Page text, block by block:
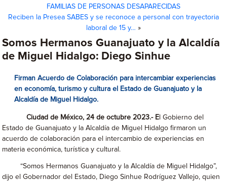
FAMILIAS DE PERSONAS DESAPARECIDAS
Reciben la Presea SABES y se reconoce a personal con trayectoria
laboral de 15 y… »
Somos Hermanos Guanajuato y la Alcaldía
de Miguel Hidalgo: Diego Sinhue
Firman Acuerdo de Colaboración para intercambiar experiencias
en economía, turismo y cultura el Estado de Guanajuato y la
Alcaldía de Miguel Hidalgo.
Ciudad de México, 24 de octubre 2023.- E l Gobierno del
Estado de Guanajuato y la Alcaldía de Miguel Hidalgo firmaron un
acuerdo de colaboración para el intercambio de experiencias en
materia económica, turística y cultural.
“Somos Hermanos Guanajuato y la Alcaldía de Miguel Hidalgo”,
dijo el Gobernador del Estado, Diego Sinhue Rodríguez Vallejo, quien